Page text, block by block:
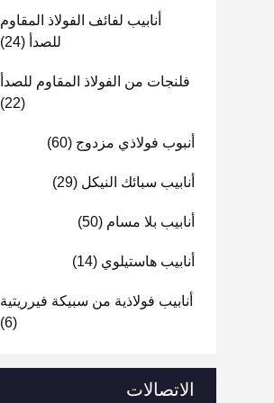
أنابيب لفائف الفولاذ المقاوم
للصدأ (24)
فلنجات من الفولاذ المقاوم للصدأ
(22)
أنبوب فولاذي مزدوج (60)
أنابيب سبائك النيكل (29)
أنابيب بلا مسام (50)
أنابيب هاستيلوي (14)
أنابيب فولاذية من سبيكة فيرريتية
(6)
الاتصالات